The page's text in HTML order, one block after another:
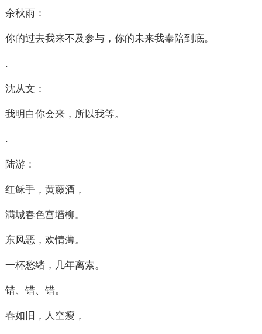
余秋雨：
你的过去我来不及参与，你的未来我奉陪到底。
.
沈从文：
我明白你会来，所以我等。
.
陆游：
红稣手，黄藤酒，
满城春色宫墙柳。
东风恶，欢情薄。
一杯愁绪，几年离索。
错、错、错。
春如旧，人空瘦，